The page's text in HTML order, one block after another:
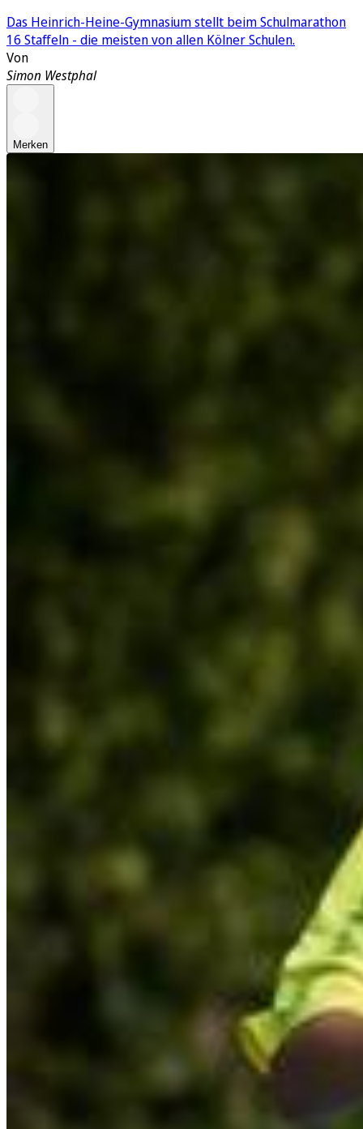
Das Heinrich-Heine-Gymnasium stellt beim Schulmarathon
16 Staffeln - die meisten von allen Kölner Schulen.
Von
Simon Westphal
Merken